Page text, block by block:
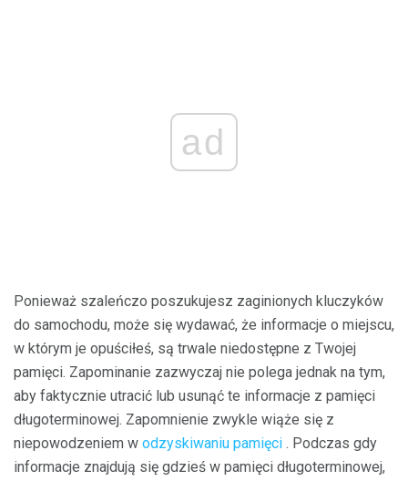
ad
Ponieważ szaleńczo poszukujesz zaginionych kluczyków
do samochodu, może się wydawać, że informacje o miejscu,
w którym je opuściłeś, są trwale niedostępne z Twojej
pamięci. Zapominanie zazwyczaj nie polega jednak na tym,
aby faktycznie utracić lub usunąć te informacje z pamięci
długoterminowej. Zapomnienie zwykle wiąże się z
niepowodzeniem w odzyskiwaniu pamięci . Podczas gdy
informacje znajdują się gdzieś w pamięci długoterminowej,